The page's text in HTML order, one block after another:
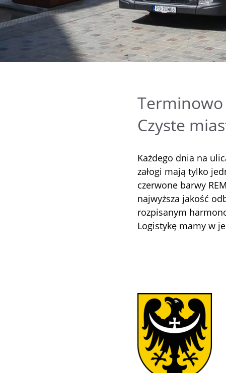
Czyste
Każdego dnia na
załogi mają tylko
czerwone barwy
najwyższa jakość
rozpisanym
Logistykę mamy w